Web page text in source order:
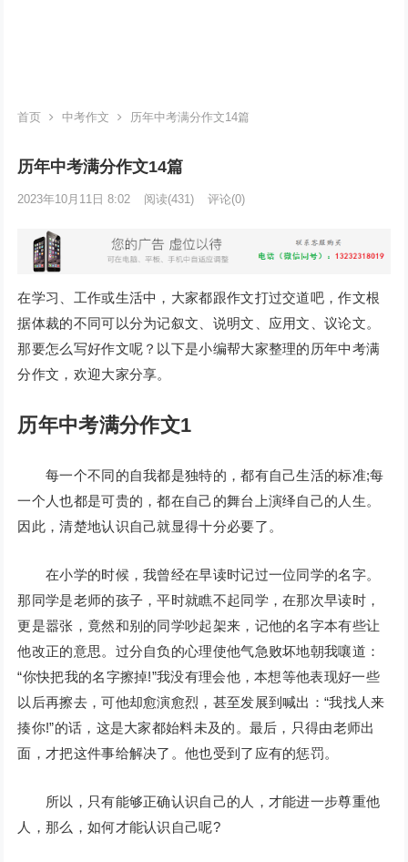
首页 中考作文 历年中考满分作文14篇
历年中考满分作文14篇
2023年10月11日 8:02 阅读(431) 评论(0)
在学习、工作或生活中，大家都跟作文打过交道吧，作文根
据体裁的不同可以分为记叙文、说明文、应用文、议论文。
那要怎么写好作文呢？以下是小编帮大家整理的历年中考满
分作文，欢迎大家分享。
历年中考满分作文1
每一个不同的自我都是独特的，都有自己生活的标准;每
一个人也都是可贵的，都在自己的舞台上演绎自己的人生。
因此，清楚地认识自己就显得十分必要了。
在小学的时候，我曾经在早读时记过一位同学的名字。
那同学是老师的孩子，平时就瞧不起同学，在那次早读时，
更是嚣张，竟然和别的同学吵起架来，记他的名字本有些让
他改正的意思。过分自负的心理使他气急败坏地朝我嚷道：
“你快把我的名字擦掉!”我没有理会他，本想等他表现好一些
以后再擦去，可他却愈演愈烈，甚至发展到喊出：“我找人来
揍你!”的话，这是大家都始料未及的。最后，只得由老师出
面，才把这件事给解决了。他也受到了应有的惩罚。
所以，只有能够正确认识自己的人，才能进一步尊重他
人，那么，如何才能认识自己呢?